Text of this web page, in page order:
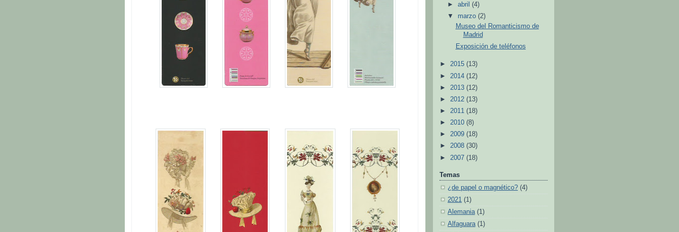
►abril(4)
▼ marzo(2)
Museo del Romanticismo de
Madrid
Exposición de teléfonos
► 2015 (13)
► 2014 (12)
► 2013 (12)
► 2012 (13)
► 2011 (18)
► 2010 (8)
► 2009 (18)
► 2008 (30)
► 2007 (18)
Temas
¿de papel o magnético? (4)
2021 (1)
Alemania (1)
Alfaguara (1)